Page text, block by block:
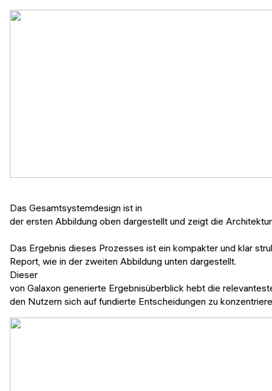
Das Gesamtsystemdesign ist in
der ersten Abbildung oben dargestellt und zeigt die
Das Ergebnis dieses Prozesses ist ein kompakter und klar
Report, wie in der zweiten Abbildung unten dargestellt.
Dieser
von Galaxon generierte Ergebnisüberblick hebt die
den Nutzern sich auf fundierte Entscheidungen zu